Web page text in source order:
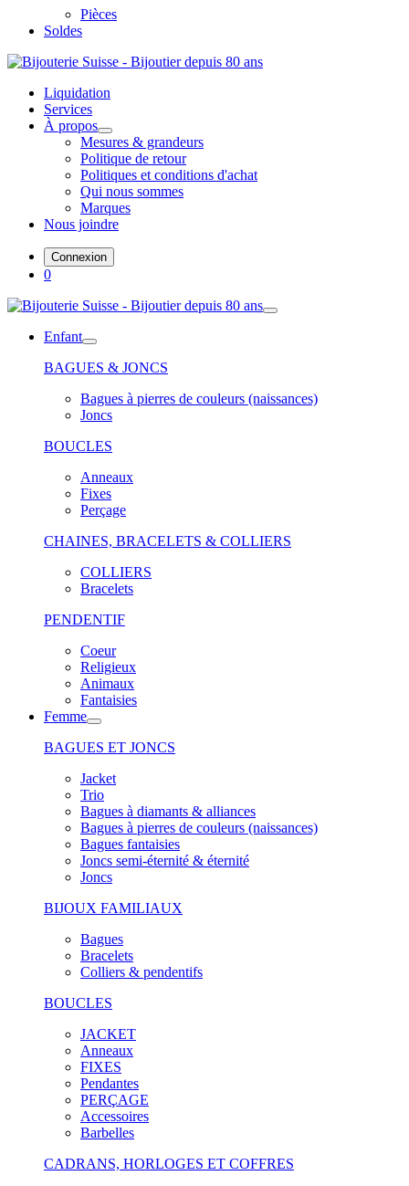
Pièces
Soldes
Liquidation
Services
À propos
Mesures & grandeurs
Politique de retour
Politiques et conditions d'achat
Qui nous sommes
Marques
Nous joindre
Connexion
0
Enfant
BAGUES & JONCS
Bagues à pierres de couleurs (naissances)
Joncs
BOUCLES
Anneaux
Fixes
Perçage
CHAINES, BRACELETS & COLLIERS
COLLIERS
Bracelets
PENDENTIF
Coeur
Religieux
Animaux
Fantaisies
Femme
BAGUES ET JONCS
Jacket
Trio
Bagues à diamants & alliances
Bagues à pierres de couleurs (naissances)
Bagues fantaisies
Joncs semi-éternité & éternité
Joncs
BIJOUX FAMILIAUX
Bagues
Bracelets
Colliers & pendentifs
BOUCLES
JACKET
Anneaux
FIXES
Pendantes
PERÇAGE
Accessoires
Barbelles
CADRANS, HORLOGES ET COFFRES